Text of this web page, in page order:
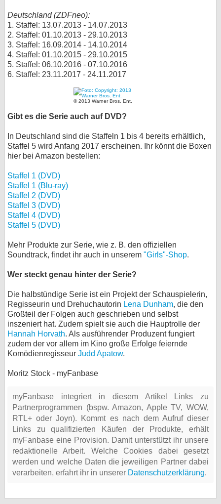
Deutschland (ZDFneo):
1. Staffel: 13.07.2013 - 14.07.2013
2. Staffel: 01.10.2013 - 29.10.2013
3. Staffel: 16.09.2014 - 14.10.2014
4. Staffel: 01.10.2015 - 29.10.2015
5. Staffel: 06.10.2016 - 07.10.2016
6. Staffel: 23.11.2017 - 24.11.2017
© 2013 Warner Bros. Ent.
Gibt es die Serie auch auf DVD?
In Deutschland sind die Staffeln 1 bis 4 bereits erhältlich,
Staffel 5 wird Anfang 2017 erscheinen. Ihr könnt die Boxen
hier bei Amazon bestellen:
Staffel 1 (DVD)
Staffel 1 (Blu-ray)
Staffel 2 (DVD)
Staffel 3 (DVD)
Staffel 4 (DVD)
Staffel 5 (DVD)
Mehr Produkte zur Serie, wie z. B. den offiziellen
Soundtrack, findet ihr auch in unserem "Girls"-Shop.
Wer steckt genau hinter der Serie?
Die halbstündige Serie ist ein Projekt der Schauspielerin,
Regisseurin und Drehuchautorin Lena Dunham, die den
Großteil der Folgen auch geschrieben und selbst
inszeniert hat. Zudem spielt sie auch die Hauptrolle der
Hannah Horvath. Als ausführender Produzent fungiert
zudem der vor allem im Kino große Erfolge feiernde
Komödienregisseur Judd Apatow.
Moritz Stock - myFanbase
myFanbase integriert in diesem Artikel Links zu
Partnerprogrammen (bspw. Amazon, Apple TV, WOW,
RTL+ oder Joyn). Kommt es nach dem Aufruf dieser
Links zu qualifizierten Käufen der Produkte, erhält
myFanbase eine Provision. Damit unterstützt ihr unsere
redaktionelle Arbeit. Welche Cookies dabei gesetzt
werden und welche Daten die jeweiligen Partner dabei
verarbeiten, erfahrt ihr in unserer Datenschutzerklärung.
myFanbase